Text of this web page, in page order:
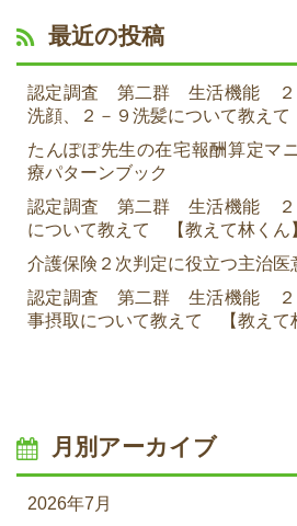
最近の投稿
認定調査 第二群 生活機能 ２
洗顔、２－９洗髪について教え
たんぽぽ先生の在宅報酬算定マ
療パターンブック
認定調査 第二群 生活機能 ２
について教えて 【教えて林くん
介護保険２次判定に役立つ主治医
認定調査 第二群 生活機能 ２
事摂取について教えて 【教えて
月別アーカイブ
2026年7月